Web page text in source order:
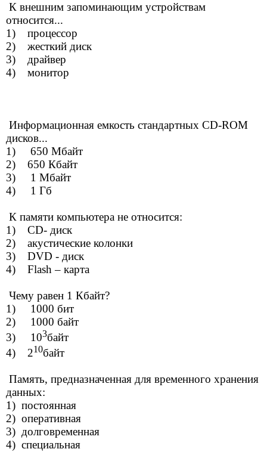
К внешним запоминающим устройствам
относится...
1) процессор
2) жесткий диск
3) драйвер
4) монитор
Информационная емкость стандартных CD-ROM
дисков...
1) 650 Мбайт
2) 650 Кбайт
3) 1 Мбайт
4) 1 Гб
К памяти компьютера не относится:
1) CD- диск
2) акустические колонки
3) DVD - диск
4) Flash – карта
Чему равен 1 Кбайт?
1) 1000 бит
2) 1000 байт
3) 103байт
4) 210байт
Память, предназначенная для временного хранения
данных:
1) постоянная
2) оперативная
3) долговременная
4) специальная